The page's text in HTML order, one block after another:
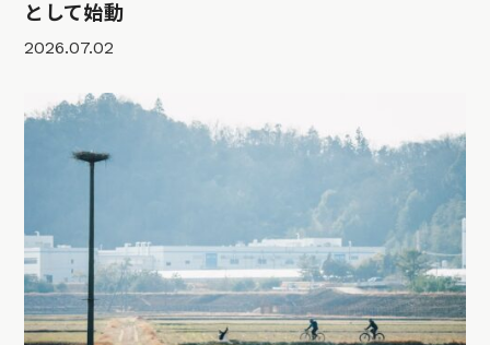
として始動
2026.07.02